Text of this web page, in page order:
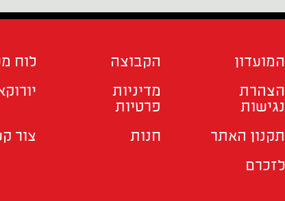
המועדון הקבוצה
לוח
הצהרת
נגישות
מדיניות
פרטיות
תקנון האתר חנות
צור
לזכרם